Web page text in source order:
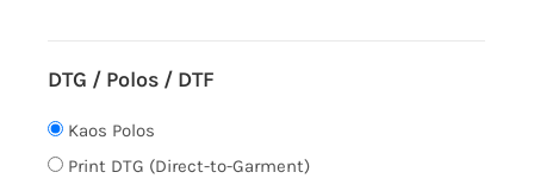
DTG / Polos / DTF
Kaos Polos
Print DTG (Direct-to-Garment)